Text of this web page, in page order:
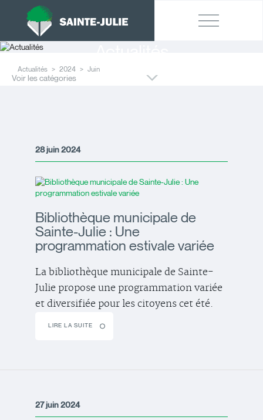
Actualités 2024 Juin
Voir les catégories
28 juin 2024
Bibliothèque municipale de
Sainte-Julie : Une
programmation estivale variée
La bibliothèque municipale de Sainte-
Julie propose une programmation variée
et diversifiée pour les citoyens cet été.
LIRE LA SUITE
27 juin 2024